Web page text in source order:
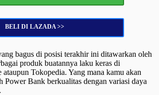
BELI DI LAZADA >>
bagus di posisi terakhir ini ditawarkan oleh
produk buatannya laku keras di
ataupun Tokopedia. Yang mana kamu akan
Power Bank berkualitas dengan variasi daya